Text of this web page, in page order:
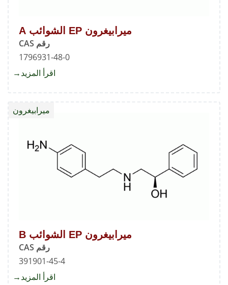
ميرابيغرون EP الشوائب A
رقم CAS
1796931-48-0
اقرأ المزيد
ميرابيغرون EP الشوائب B
رقم CAS
391901-45-4
ميرابيغرون
اقرأ المزيد